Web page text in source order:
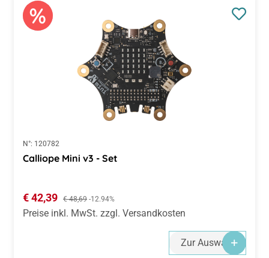
N°: 120782
Calliope Mini v3 - Set
Verkaufspreis:
€ 42,39 Regulärer Preis:
€ 48,69 -12.94%
Preise inkl. MwSt. zzgl. Versandkosten
Zur Auswahl